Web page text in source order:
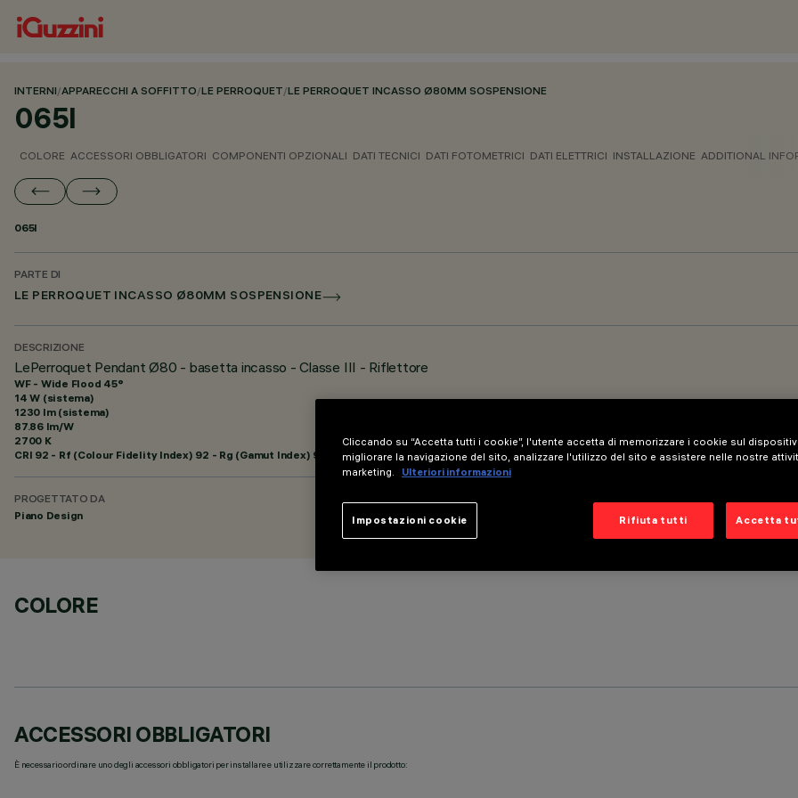
INTERNI/APPARECCHI A SOFFITTO/LE PERROQUET/LE PERROQUET INCASSO Ø80MM SOSPENSIONE
065I
COLORE ACCESSORI OBBLIGATORI COMPONENTI OPZIONALI DATI TECNICI DATI FOTOMETRICI DATI ELETTRICI INSTALLAZIONE ADDITIONAL
065I
PARTE DI
LE PERROQUET INCASSO Ø80MM SOSPENSIONE
DESCRIZIONE
LePerroquet Pendant Ø80 - basetta incasso - Classe III - Riflettore
WF - Wide Flood 45°
14 W (sistema)
1230 lm (sistema)
87.86 lm/W
2700 K
CRI 92 - Rf (Colour Fidelity Index) 92 - Rg (Gamut Index) 99
PROGETTATO DA
Piano Design
COLORE
ACCESSORI OBBLIGATORI
È necessario ordinare uno degli accessori obbligatori per installare e utilizzare correttamente il prodotto:
Cliccando su “Accetta tutti i cookie”, l'utente accetta di memorizzare i cookie sul
migliorare la navigazione del sito, analizzare l'utilizzo del sito e assistere nelle nostre
marketing.
Ulteriori informazioni
Rifiuta tutti Accetta
Impostazioni cookie